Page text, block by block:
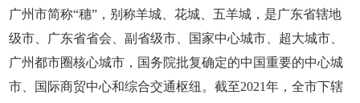
广州市简称“穗”，别称羊城、花城、五羊城，是广东省辖地
级市、广东省省会、副省级市、国家中心城市、超大城市、
广州都市圈核心城市，国务院批复确定的中国重要的中心城
市、国际商贸中心和综合交通枢纽。截至2021年，全市下辖